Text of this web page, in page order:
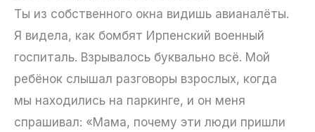
Ты из собственного окна видишь авианалёты.
Я видела, как бомбят Ирпенский военный
госпиталь. Взрывалось буквально всё. Мой
ребёнок слышал разговоры взрослых, когда
мы находились на паркинге, и он меня
спрашивал: «Мама, почему эти люди пришли